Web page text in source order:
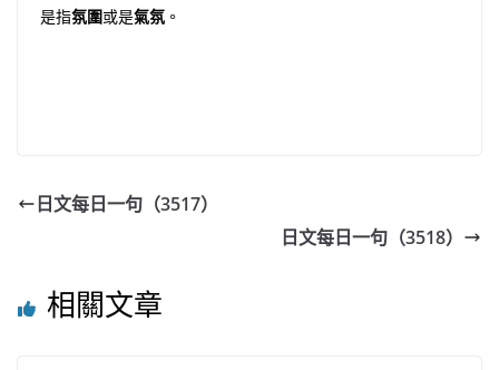
是指氛圍或是氣氛 。
日文每日一句（3517）
日文每日一句（3518）
相關文章